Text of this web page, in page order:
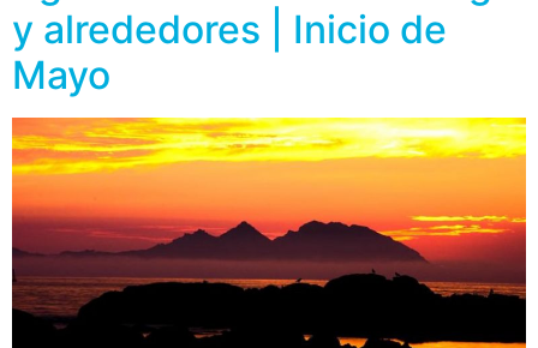
y alrededores | Inicio de
Mayo